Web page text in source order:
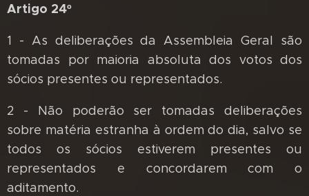
Artigo 24º
1 - As deliberações da Assembleia Geral são
tomadas por maioria absoluta dos votos dos
sócios presentes ou representados.
2 - Não poderão ser tomadas deliberações
sobre matéria estranha à ordem do dia, salvo se
todos os sócios estiverem presentes ou
representados e concordarem com o
aditamento.